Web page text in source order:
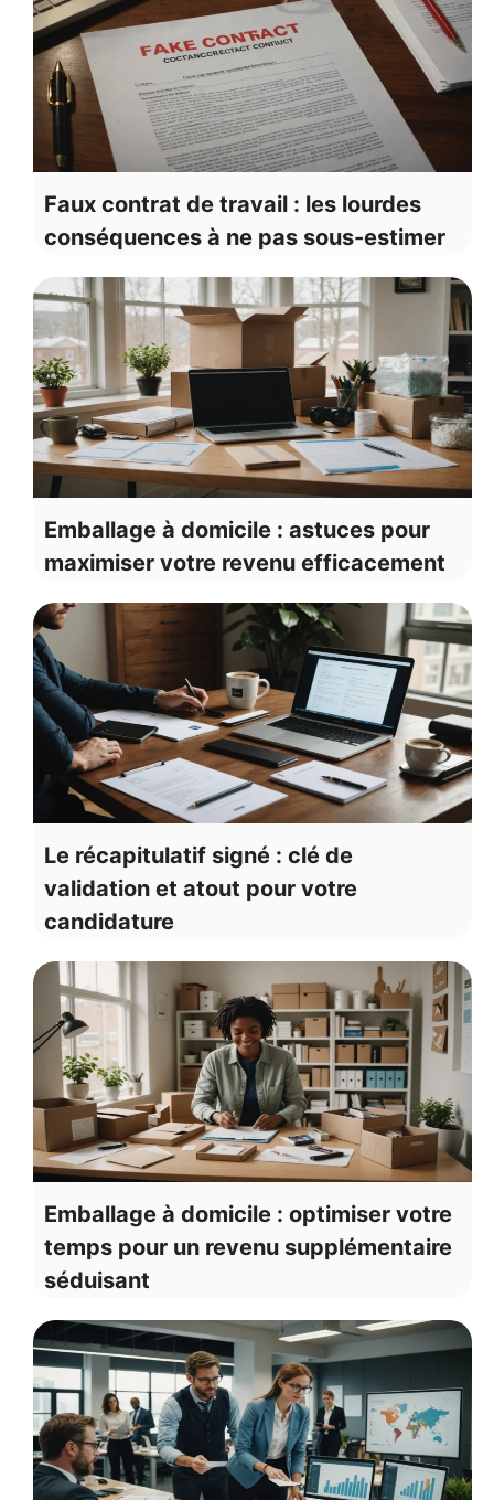
Faux contrat de travail : les lourdes
conséquences à ne pas sous-estimer
Emballage à domicile : astuces pour
maximiser votre revenu efficacement
Le récapitulatif signé : clé de
validation et atout pour votre
candidature
Emballage à domicile : optimiser votre
temps pour un revenu supplémentaire
séduisant